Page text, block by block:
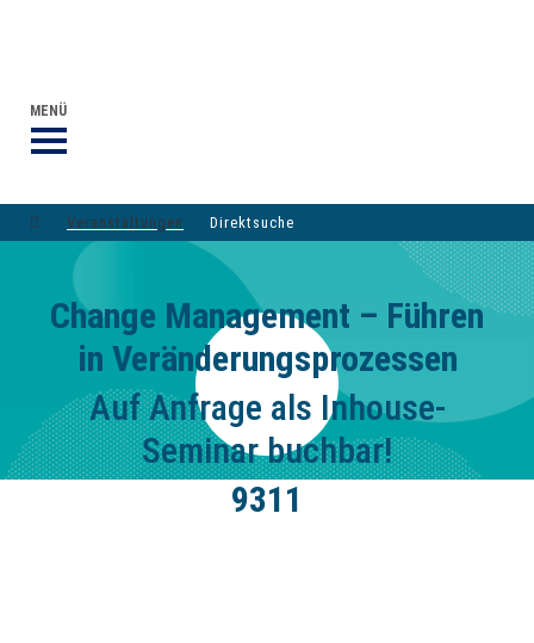
MENÜ
Veranstaltungen Direktsuche
Change Management – Führen
in Veränderungsprozessen
Auf Anfrage als Inhouse-
Seminar buchbar!
9311